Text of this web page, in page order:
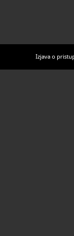
Izjava o